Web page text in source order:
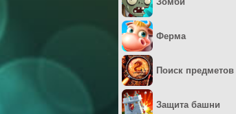
Ферма
Поиск предметов
Защита башни